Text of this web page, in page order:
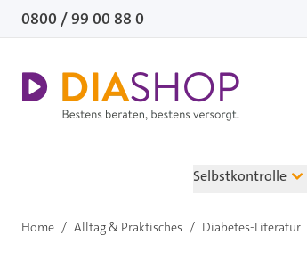
Direkt zum Inhalt
0800 / 99 00 88 0
Selbstkontrolle
Home / Alltag & Praktisches / Diabetes-Literatur